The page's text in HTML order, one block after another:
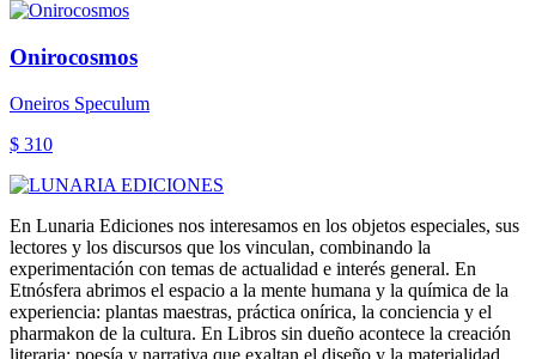
Onirocosmos
Oneiros Speculum
$ 310
En Lunaria Ediciones nos interesamos en los objetos especiales, sus
lectores y los discursos que los vinculan, combinando la
experimentación con temas de actualidad e interés general. En
Etnósfera abrimos el espacio a la mente humana y la química de la
experiencia: plantas maestras, práctica onírica, la conciencia y el
pharmakon de la cultura. En Libros sin dueño acontece la creación
literaria: poesía y narrativa que exaltan el diseño y la materialidad